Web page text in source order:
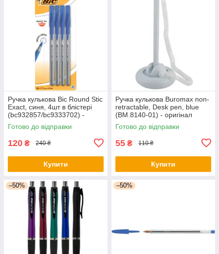
Ручка кулькова Bic Round Stic
Exact, синя, 4шт в блістері
(bc932857/bc9333702) -
оригінал
Готово до відправки
120 ₴ 240 ₴
Купити
Ручка кулькова Buromax non-
retractable, Desk pen, blue
(BM.8140-01) - оригінал
Готово до відправки
55 ₴ 110 ₴
Купити
–50% –50%